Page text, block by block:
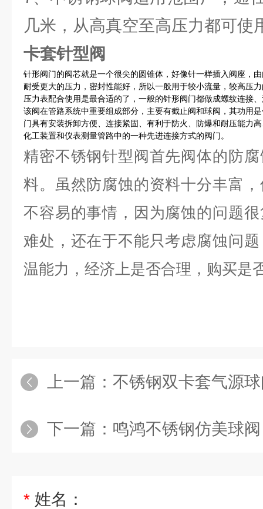
几米，从高真空至高压力都可使
卡套针型阀
针形阀门的阀芯就是一个很尖的圆锥体，好像针一样插入阀座，
耐受更大的压力，密封性能好，所以一般用于较小流量，较高压
压力表配合使用是最合适的了，一般的针形阀门都做成螺纹连接
该阀在管路系统中重要组成部分，主要有截止阀和球阀，其功用
门具有安装拆卸方便、连接紧固、有利于防火、防爆和耐压能力
化工装置和仪表测量管路中的一种先进连接方式的阀门。
精密不锈钢针型阀首先阀体的防
料。虽然防腐蚀的资料十分丰富
不容易的事情，因为腐蚀的问题
难处，还在于不能只考虑腐蚀问
温能力，经济上是否合理，购买是
上一篇： 不锈钢双卡套气源
下一篇： 鸣鸿不锈钢仿美球阀
* 姓名：